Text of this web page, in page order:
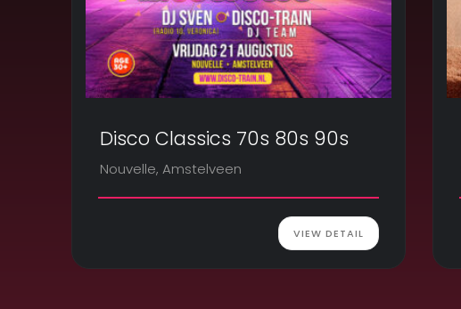
Disco Classics 70s 80s 90s
Nouvelle, Amstelveen
VIEW DETAIL